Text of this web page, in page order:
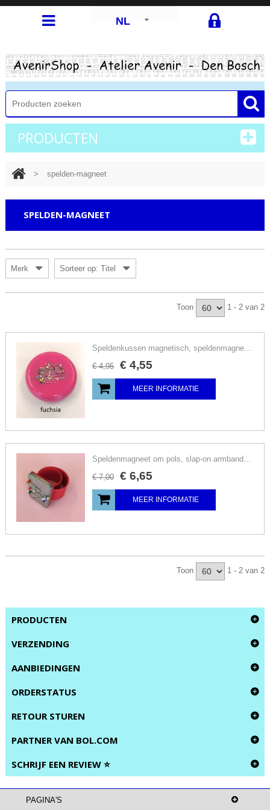
NL
PRODUCTEN
> spelden-magneet
SPELDEN-MAGNEET
Merk Sorteer op: Titel
Toon 1 - 2 van 2
Speldenkussen magnetisch, speldenmagneet, kies kleur
€ 4,95 € 4,55
MEER INFORMATIE
Speldenmagneet om pols, slap-on armband speldenkussen, rood, magnetisch
€ 7,00 € 6,65
MEER INFORMATIE
Toon 1 - 2 van 2
PRODUCTEN
VERZENDING
AANBIEDINGEN
ORDERSTATUS
RETOUR STUREN
PARTNER VAN BOL.COM
SCHRIJF EEN REVIEW ⭐
PAGINA'S